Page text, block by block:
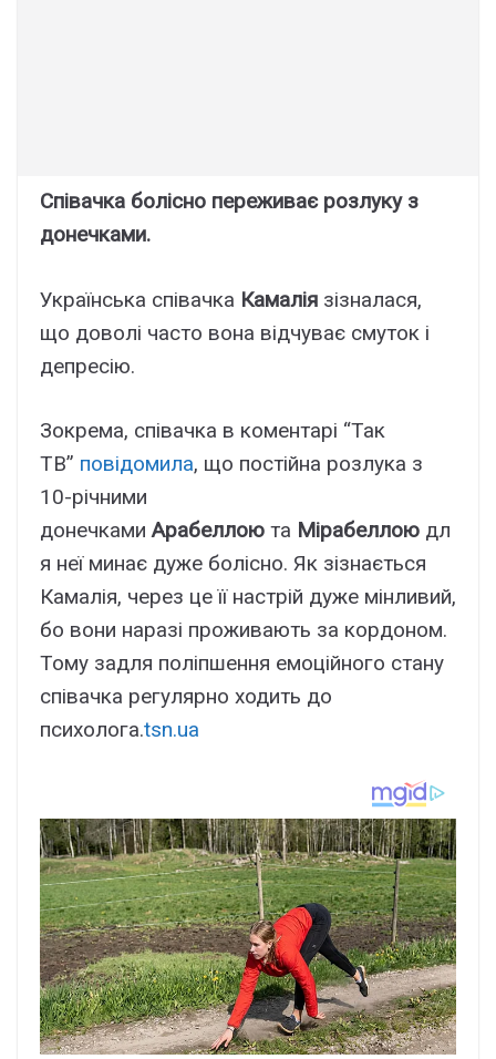
Співачка болісно переживає розлуку з
донечками.
Українська співачка Камалія зізналася,
що доволі часто вона відчуває смуток і
депресію.
Зокрема, співачка в коментарі “Так
ТВ” повідомила, що постійна розлука з
10-річними
донечкамиАрабеллою та Мірабеллою дл
я неї минає дуже болісно. Як зізнається
Камалія, через це її настрій дуже мінливий,
бо вони наразі проживають за кордоном.
Тому задля поліпшення емоційного стану
співачка регулярно ходить до
психолога.tsn.ua